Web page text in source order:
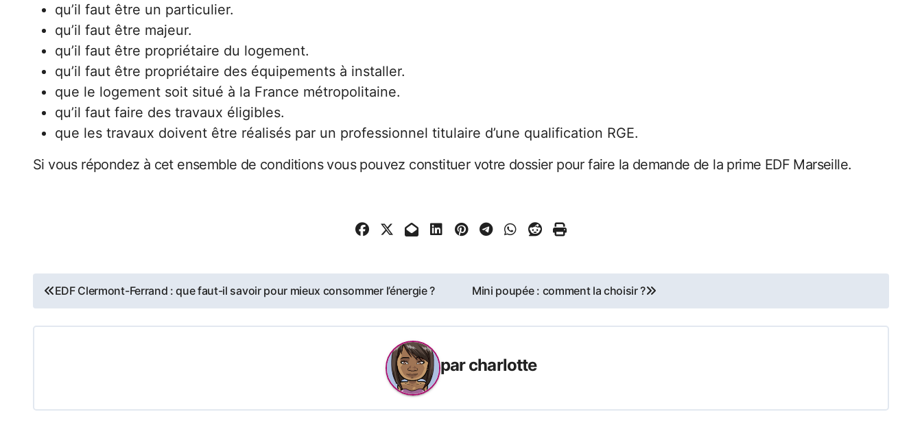
qu’il faut être un particulier.
qu’il faut être majeur.
qu’il faut être propriétaire du logement.
qu’il faut être propriétaire des équipements à installer.
que le logement soit situé à la France métropolitaine.
qu’il faut faire des travaux éligibles.
que les travaux doivent être réalisés par un professionnel titulaire d’une qualification RGE.
Si vous répondez à cet ensemble de conditions vous pouvez constituer votre dossier pour faire la demande de la prime EDF Marseille.
Navigation
de
EDF Clermont-Ferrand : que faut-il savoir pour mieux consommer l’énergie ? Mini poupée : comment la choisir ?
parcharlotte